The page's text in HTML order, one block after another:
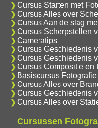
Cursus Starten met
Cursus Alles over
Cursus Aan de slag
Cursus Scherpstellen
Cameratips
Cursus Geschiedenis
Cursus Geschiedenis
Cursus Compositie en
Basiscursus Fotografie
Cursus Alles over
Cursus Geschiedenis
Cursus Alles over
Cursussen